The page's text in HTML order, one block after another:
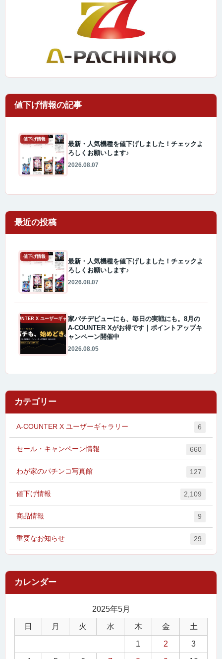
値下げ情報
最新・人気機種を値下げしました！チェックよ
ろしくお願いします♪
2026.08.07
最近の投稿
値下げ情報
最新・人気機種を値下げしました！チェックよ
ろしくお願いします♪
2026.08.07
A-COUNTER X ユーザーギャラリー家パチデビューにも、毎日の実戦にも。8月の
A-COUNTER Xがお得です｜ポイントアップキ
ャンペーン開催中
2026.08.05
カテゴリー
A-COUNTER X ユーザーギャラリー 6
セール・キャンペーン情報 660
わが家のパチンコ写真館 127
値下げ情報 2,109
商品情報 9
重要なお知らせ 29
2025年5月
日 月 火 水 木 金 土
1 2 3